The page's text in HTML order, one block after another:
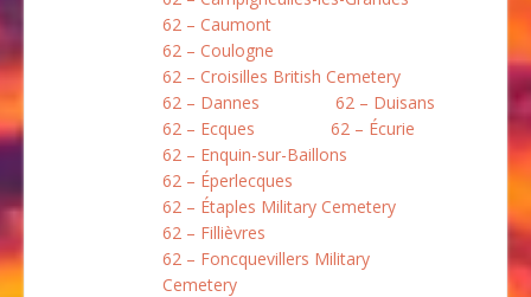
62 – Caumont
62 – Coulogne
62 – Croisilles British Cemetery
62 – Dannes
62 – Duisans
62 – Ecques
62 – Écurie
62 – Enquin-sur-Baillons
62 – Éperlecques
62 – Étaples Military Cemetery
62 – Fillièvres
62 – Foncquevillers Military
Cemetery